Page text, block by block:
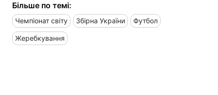
Більше по темі:
Чемпіонат світу Збірна України Футбол
Жеребкування